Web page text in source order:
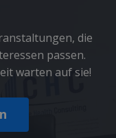
die
passen.
warten auf sie!